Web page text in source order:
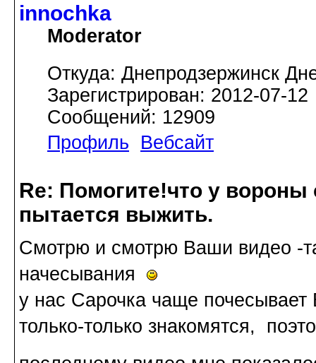
innochka
Moderator
Откуда: Днепродзержинск
Зарегистрирован: 2012-07-12
Сообщений: 12909
Профиль
Вебсайт
Re: Помогите!что у
пытается выжить.
Смотрю и смотрю Ваши видео -
начесывания
у нас Сарочка чаще
только-только знакомятся,